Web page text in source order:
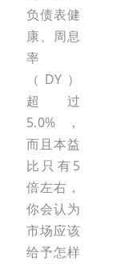
负债表健
康、周息
率
（DY）
超过
5.0%，
而且本益
比只有5
倍左右，
你会认为
市场应该
给予怎样